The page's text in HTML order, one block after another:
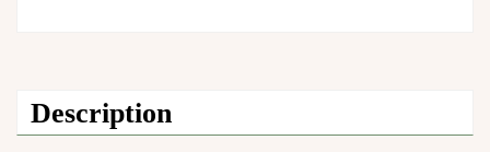
Description